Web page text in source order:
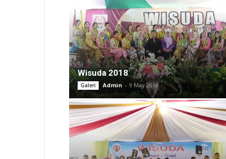
Wisuda 2018
Galeri Admin - 9 May 2018